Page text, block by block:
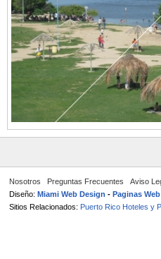
Nosotros Preguntas Frecuentes Aviso
Diseño: Miami Web Design - Paginas
Sitios Relacionados: Puerto Rico Hoteles y